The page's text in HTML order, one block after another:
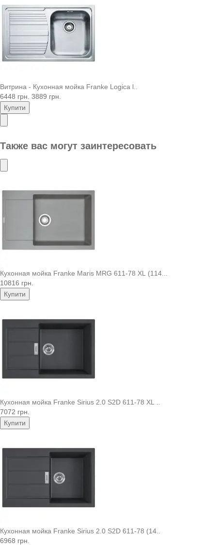
Витрина - Кухонная мойка Franke Logica l..
6448 грн. 3889 грн.
Купити
Также вас могут заинтересовать
Кухонная мойка Franke Maris MRG 611-78 XL (114...
10816 грн.
Купити
Кухонная мойка Franke Sirius 2.0 S2D 611-78 XL ..
7072 грн.
Купити
Кухонная мойка Franke Sirius 2.0 S2D 611-78 (14..
6968 грн.